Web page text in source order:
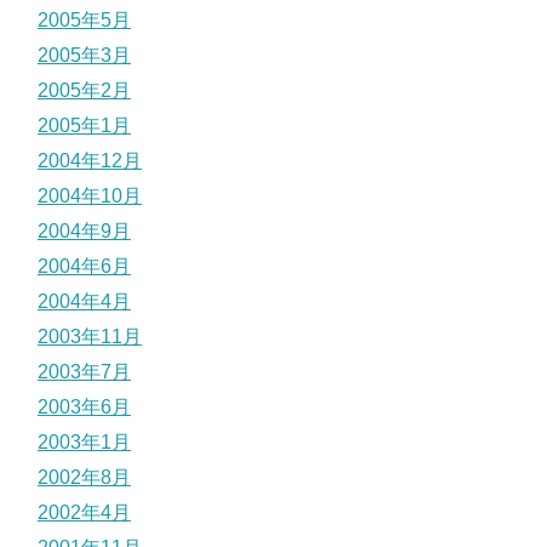
2005年5月
2005年3月
2005年2月
2005年1月
2004年12月
2004年10月
2004年9月
2004年6月
2004年4月
2003年11月
2003年7月
2003年6月
2003年1月
2002年8月
2002年4月